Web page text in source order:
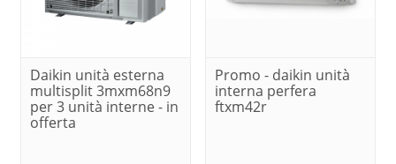
Daikin unità esterna
multisplit 3mxm68n9
per 3 unità interne - in
offerta
Promo - daikin unità
interna perfera
ftxm42r